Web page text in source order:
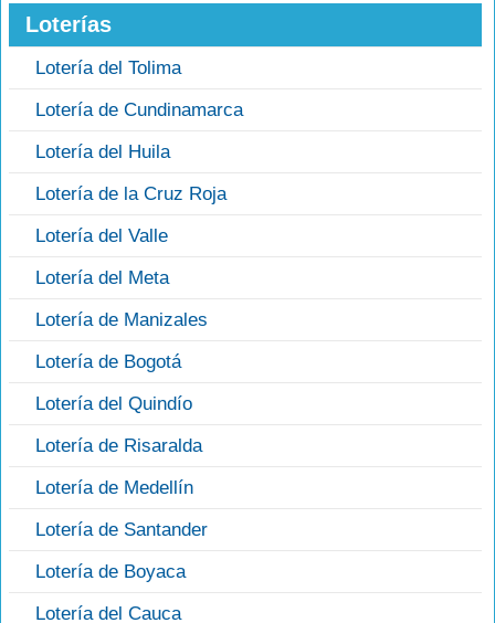
Loterías
Lotería del Tolima
Lotería de Cundinamarca
Lotería del Huila
Lotería de la Cruz Roja
Lotería del Valle
Lotería del Meta
Lotería de Manizales
Lotería de Bogotá
Lotería del Quindío
Lotería de Risaralda
Lotería de Medellín
Lotería de Santander
Lotería de Boyaca
Lotería del Cauca